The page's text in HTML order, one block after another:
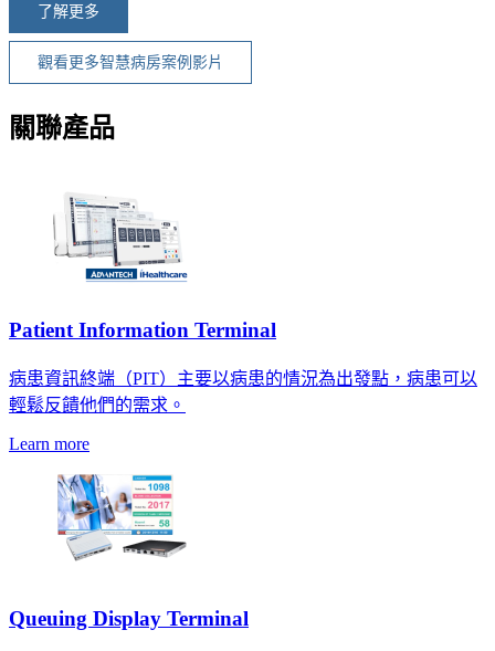
了解更多
觀看更多智慧病房案例影片
關聯產品
Patient Information Terminal
病患資訊終端（PIT）主要以病患的情況為出發點，病患可以
輕鬆反饋他們的需求。
Learn more
Queuing Display Terminal